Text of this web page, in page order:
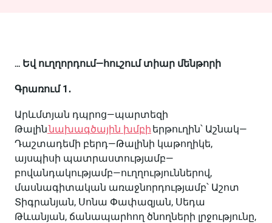
․․․ Եվ ուղղորդում—հուշում տիար մենթորի
Գրառում1․
Արևմտյան դպրոց—պարտեզի
Թալիննախագծային խմբի երթուղին՝ Աշնակ—
Դաշտադեմի բերդ—Թալինի կաթողիկե,
այսպիսի պատրաստությամբ—
բովանդակությամբ—ուղղություններով,
մասնագիտական առաջնորդությամբ՝ Աշոտ
Տիգրանյան, Սոնա Փափազյան, Սեդա
Թևանյան, ճանապարհող ծնողների լրջությունը,